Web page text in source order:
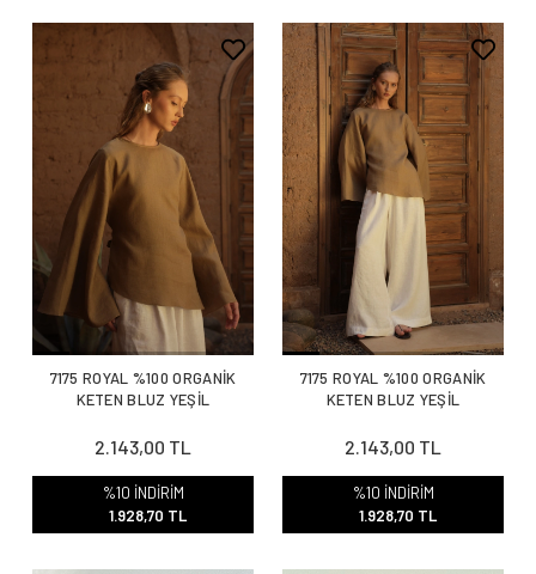
7175 ROYAL %100 ORGANİK
KETEN BLUZ YEŞİL
2.143,00 TL
%10 İNDİRİM
1.928,70 TL
7175 ROYAL %100 ORGANİK
KETEN BLUZ YEŞİL
2.143,00 TL
%10 İNDİRİM
1.928,70 TL